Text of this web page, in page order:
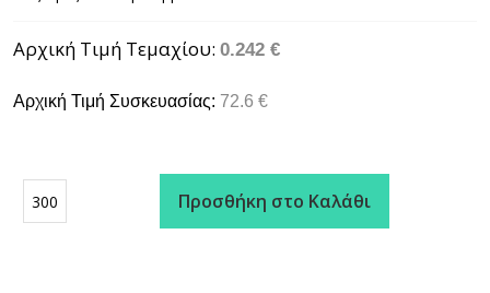
Αρχική Τιμή Τεμαχίου 0.242 €
Αρχική Τιμή Συσκευασίας: 72.6 €
Προσθήκη στο Καλάθι